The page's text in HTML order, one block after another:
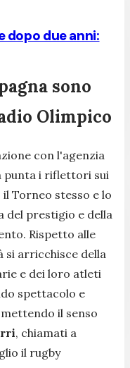
dopo due anni:
sono
Olimpico
con l'agenzia
punta i riflettori sui
Torneo stesso e lo
del prestigio e della
Rispetto alle
si arricchisce della
e dei loro atleti
spettacolo e
il senso
, chiamati a
il rugby